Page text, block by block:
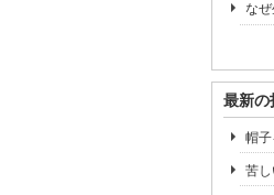
な
最新の
帽
苦